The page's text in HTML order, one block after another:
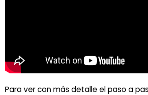
Para ver con más detalle el paso a